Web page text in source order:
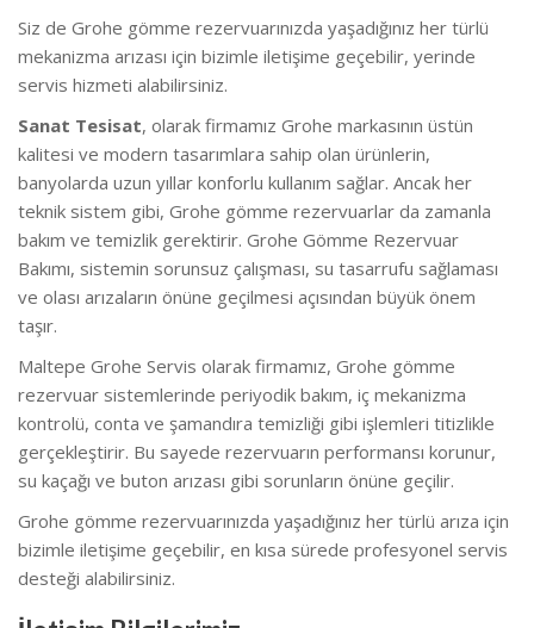
Siz de Grohe gömme rezervuarınızda yaşadığınız her türlü
mekanizma arızası için bizimle iletişime geçebilir, yerinde
servis hizmeti alabilirsiniz.
Sanat Tesisat, olarak firmamız Grohe markasının üstün
kalitesi ve modern tasarımlara sahip olan ürünlerin,
banyolarda uzun yıllar konforlu kullanım sağlar. Ancak her
teknik sistem gibi, Grohe gömme rezervuarlar da zamanla
bakım ve temizlik gerektirir. Grohe Gömme Rezervuar
Bakımı, sistemin sorunsuz çalışması, su tasarrufu sağlaması
ve olası arızaların önüne geçilmesi açısından büyük önem
taşır.
Maltepe Grohe Servis olarak firmamız, Grohe gömme
rezervuar sistemlerinde periyodik bakım, iç mekanizma
kontrolü, conta ve şamandıra temizliği gibi işlemleri titizlikle
gerçekleştirir. Bu sayede rezervuarın performansı korunur,
su kaçağı ve buton arızası gibi sorunların önüne geçilir.
Grohe gömme rezervuarınızda yaşadığınız her türlü arıza için
bizimle iletişime geçebilir, en kısa sürede profesyonel servis
desteği alabilirsiniz.